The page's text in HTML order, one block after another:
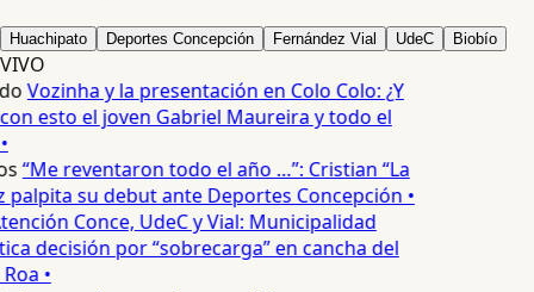
Huachipato Deportes Concepción Fernández Vial UdeC Biobío
VIVO
Vozinha y la presentación en Colo Colo: ¿Y
esto el joven Gabriel Maureira y todo el
“Me reventaron todo el año …”: Cristian “La
palpita su debut ante Deportes Concepción •
Conce, UdeC y Vial: Municipalidad
decisión por “sobrecarga” en cancha del
•